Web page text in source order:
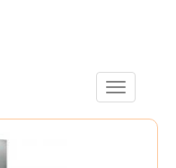
Toggle
navigation